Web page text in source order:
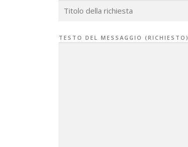
TESTO DEL MESSAGGIO (RICHIESTO)